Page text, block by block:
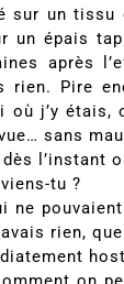
sur un
un épais
après
rien. Pire
où j’y étais,
sans
l’instant
tu ?
ne
rien,